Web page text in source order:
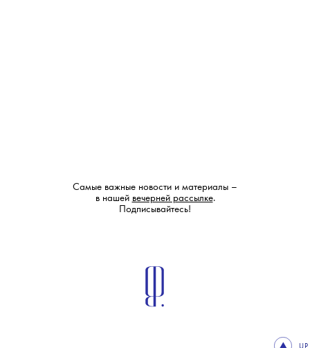
Самые важные новости и материалы –
в нашей вечерней рассылке.
Подписывайтесь!